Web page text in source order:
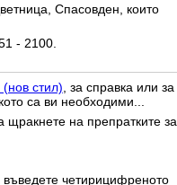
Спасовден, които
- 2100.
(нов стил), за справка или за
са ви необходими...
щракнете на препратките за
въведете четирицифреното